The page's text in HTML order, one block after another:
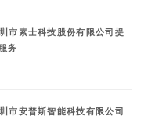
市素士科技股份有限公司提
务
市安普斯智能科技有限公司